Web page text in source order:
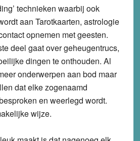
technieken waarbij ook
aan Tarotkaarten, astrologie
opnemen met geesten.
deel gaat over geheugentrucs,
dingen te onthouden. Al
onderwerpen aan bod maar
dat elke zogenaamd
en weerlegd wordt.
wijze.